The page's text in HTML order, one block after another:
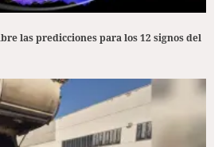
las predicciones para los 12 signos del